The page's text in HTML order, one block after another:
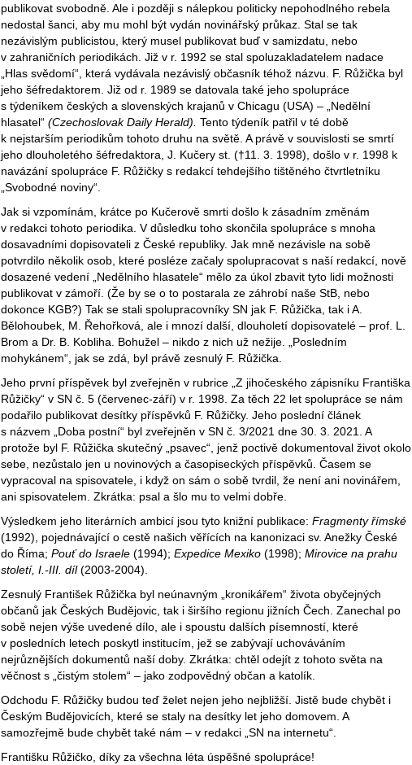
publikovat svobodně. Ale i později s nálepkou politicky nepohodlného rebela
nedostal šanci, aby mu mohl být vydán novinářský průkaz. Stal se tak
nezávislým publicistou, který musel publikovat buď v samizdatu, nebo
v zahraničních periodikách. Již v r. 1992 se stal spoluzakladatelem nadace
„Hlas svědomí“, která vydávala nezávislý občasník téhož názvu. F. Růžička byl
jeho šéfredaktorem. Již od r. 1989 se datovala také jeho spolupráce
s týdeníkem českých a slovenských krajanů v Chicagu (USA) ‒ „Nedělní
hlasatel“ (Czechoslovak Daily Herald). Tento týdeník patřil v té době
k nejstarším periodikům tohoto druhu na světě. A právě v souvislosti se smrtí
jeho dlouholetého šéfredaktora, J. Kučery st. (†11. 3. 1998), došlo v r. 1998 k
navázání spolupráce F. Růžičky s redakcí tehdejšího tištěného čtvrtletníku
„Svobodné noviny“.
Jak si vzpomínám, krátce po Kučerově smrti došlo k zásadním změnám
v redakci tohoto periodika. V důsledku toho skončila spolupráce s mnoha
dosavadními dopisovateli z České republiky. Jak mně nezávisle na sobě
potvrdilo několik osob, které posléze začaly spolupracovat s naší redakcí, nově
dosazené vedení „Nedělního hlasatele“ mělo za úkol zbavit tyto lidi možnosti
publikovat v zámoří. (Že by se o to postarala ze záhrobí naše StB, nebo
dokonce KGB?) Tak se stali spolupracovníky SN jak F. Růžička, tak i A.
Bělohoubek, M. Řehořková, ale i mnozí další, dlouholetí dopisovatelé – prof. L.
Brom a Dr. B. Kobliha. Bohužel – nikdo z nich už nežije. „Posledním
mohykánem“, jak se zdá, byl právě zesnulý F. Růžička.
Jeho první příspěvek byl zveřejněn v rubrice „Z jihočeského zápisníku Františka
Růžičky“ v SN č. 5 (červenec-září) v r. 1998. Za těch 22 let spolupráce se nám
podařilo publikovat desítky příspěvků F. Růžičky. Jeho poslední článek
s názvem „Doba postní“ byl zveřejněn v SN č. 3/2021 dne 30. 3. 2021. A
protože byl F. Růžička skutečný „psavec“, jenž poctivě dokumentoval život okolo
sebe, nezůstalo jen u novinových a časopiseckých příspěvků. Časem se
vypracoval na spisovatele, i když on sám o sobě tvrdil, že není ani novinářem,
ani spisovatelem. Zkrátka: psal a šlo mu to velmi dobře.
Výsledkem jeho literárních ambicí jsou tyto knižní publikace: Fragmenty římské
(1992), pojednávající o cestě našich věřících na kanonizaci sv. Anežky České
do Říma; Pouť do Israele (1994); Expedice Mexiko (1998); Mirovice na prahu
století, I.-III. díl(2003-2004).
Zesnulý František Růžička byl neúnavným „kronikářem“ života obyčejných
občanů jak Českých Budějovic, tak i širšího regionu jižních Čech. Zanechal po
sobě nejen výše uvedené dílo, ale i spoustu dalších písemností, které
v posledních letech poskytl institucím, jež se zabývají uchováváním
nejrůznějších dokumentů naší doby. Zkrátka: chtěl odejít z tohoto světa na
věčnost s „čistým stolem“ – jako zodpovědný občan a katolík.
Odchodu F. Růžičky budou teď želet nejen jeho nejbližší. Jistě bude chybět i
Českým Budějovicích, které se staly na desítky let jeho domovem. A
samozřejmě bude chybět také nám – v redakci „SN na internetu“.
Františku Růžičko, díky za všechna léta úspěšné spolupráce!